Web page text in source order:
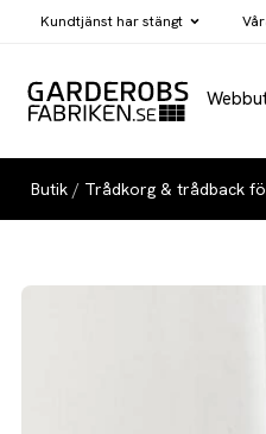
Kundtjänst harstängt
Butik / Trådkorg & trådback